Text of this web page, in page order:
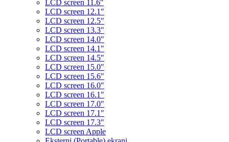
LCD screen 11.6″
LCD screen 12.1″
LCD screen 12.5″
LCD screen 13.3″
LCD screen 14.0″
LCD screen 14.1″
LCD screen 14.5″
LCD screen 15.0″
LCD screen 15.6″
LCD screen 16.0″
LCD screen 16.1″
LCD screen 17.0″
LCD screen 17.1″
LCD screen 17.3″
LCD screen Apple